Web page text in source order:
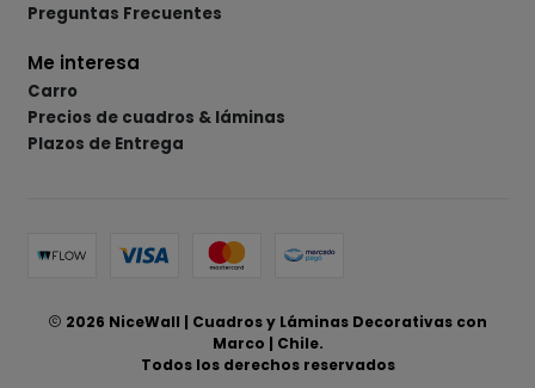
Preguntas Frecuentes
Me interesa
Carro
Precios de cuadros & láminas
Plazos de Entrega
2026 NiceWall | Cuadros y Láminas Decorativas con
Marco | Chile.
Todos los derechos reservados